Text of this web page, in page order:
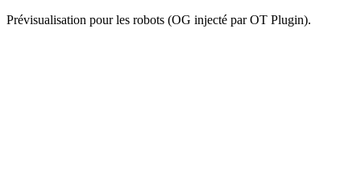
Prévisualisation pour les robots (OG injecté par OT Plugin).